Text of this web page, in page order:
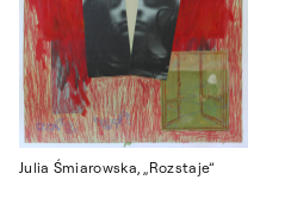
Julia Śmiarowska, „Rozstaje”